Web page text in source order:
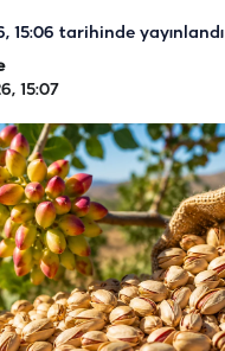
15:06 tarihinde yayınlandı
15:07